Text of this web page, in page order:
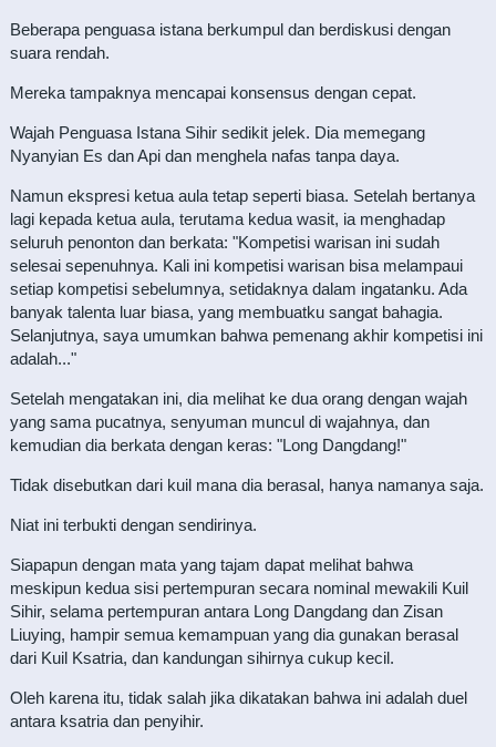
Beberapa penguasa istana berkumpul dan berdiskusi dengan
suara rendah.
Mereka tampaknya mencapai konsensus dengan cepat.
Wajah Penguasa Istana Sihir sedikit jelek. Dia memegang
Nyanyian Es dan Api dan menghela nafas tanpa daya.
Namun ekspresi ketua aula tetap seperti biasa. Setelah bertanya
lagi kepada ketua aula, terutama kedua wasit, ia menghadap
seluruh penonton dan berkata: "Kompetisi warisan ini sudah
selesai sepenuhnya. Kali ini kompetisi warisan bisa melampaui
setiap kompetisi sebelumnya, setidaknya dalam ingatanku. Ada
banyak talenta luar biasa, yang membuatku sangat bahagia.
Selanjutnya, saya umumkan bahwa pemenang akhir kompetisi ini
adalah..."
Setelah mengatakan ini, dia melihat ke dua orang dengan wajah
yang sama pucatnya, senyuman muncul di wajahnya, dan
kemudian dia berkata dengan keras: "Long Dangdang!"
Tidak disebutkan dari kuil mana dia berasal, hanya namanya saja.
Niat ini terbukti dengan sendirinya.
Siapapun dengan mata yang tajam dapat melihat bahwa
meskipun kedua sisi pertempuran secara nominal mewakili Kuil
Sihir, selama pertempuran antara Long Dangdang dan Zisan
Liuying, hampir semua kemampuan yang dia gunakan berasal
dari Kuil Ksatria, dan kandungan sihirnya cukup kecil.
Oleh karena itu, tidak salah jika dikatakan bahwa ini adalah duel
antara ksatria dan penyihir.